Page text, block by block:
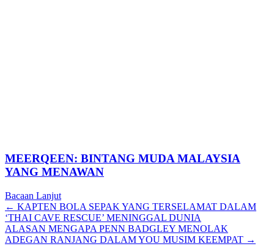
MEERQEEN: BINTANG MUDA MALAYSIA
YANG MENAWAN
Bacaan Lanjut
Posts
navigation
← KAPTEN BOLA SEPAK YANG TERSELAMAT DALAM
‘THAI CAVE RESCUE’ MENINGGAL DUNIA
ALASAN MENGAPA PENN BADGLEY MENOLAK
ADEGAN RANJANG DALAM YOU MUSIM KEEMPAT →